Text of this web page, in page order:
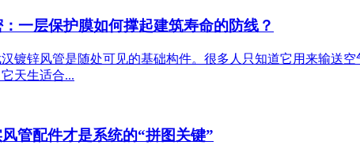
一层保护膜如何撑起建筑寿命的防线？
镀锌风管是随处可见的基础构件。很多人只知道它用来输送
天生适合...
管配件才是系统的“拼图关键”